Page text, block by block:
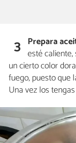
3 Prepara
esté
un cierto color
fuego, puesto que
Una vez los